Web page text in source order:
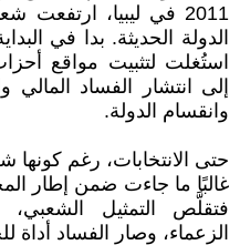
2011 في ليبيا، ارتفعت
الدولة الحديثة. بدا في
استُغلت لتثبيت مواقع
إلى انتشار الفساد
وانقسام الدولة.
حتى الانتخابات، رغم كونها
غالبًا ما جاءت ضمن إطار
فتقلَّص التمثيل
الزعماء، وصار الفساد أداة